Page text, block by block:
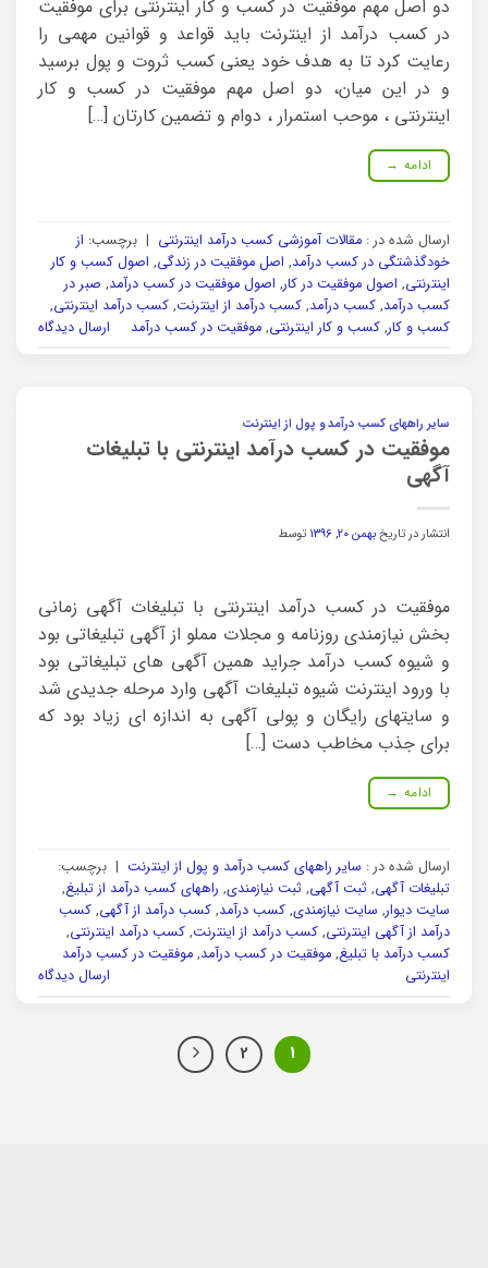
دو اصل مهم موفقیت در کسب و کار اینترنتی برای موفقیت
در کسب درآمد از اینترنت باید قواعد و قوانین مهمی را
رعایت کرد تا به هدف خود یعنی کسب ثروت و پول برسید
و در این میان، دو اصل مهم موفقیت در کسب و کار
اینترنتی ، موحب استمرار ، دوام و تضمین کارتان […]
ادامه →
ارسال شده در : مقالات آموزشی کسب درآمد اینترنتی | برچسب: از
خودگذشتگی در کسب درآمد, اصل موفقیت در زندگی, اصول کسب و کار
اینترنتی, اصول موفقیت در کار, اصول موفقیت در کسب درآمد, صبر در
کسب درآمد, کسب درآمد, کسب درآمد از اینترنت, کسب درآمد اینترنتی,
کسب و کار, کسب و کار اینترنتی, موفقیت در کسب درآمد ارسال دیدگاه
سایر راههای کسب درآمد و پول از اینترنت
موفقیت در کسب درآمد اینترنتی با تبلیغات
آگهی
انتشار در تاریخبهمن ۲۰, ۱۳۹۶ توسط
موفقیت در کسب درآمد اینترنتی با تبلیغات آگهی زمانی
بخش نیازمندی روزنامه و مجلات مملو از آگهی تبلیغاتی بود
و شیوه کسب درآمد جراید همین آگهی های تبلیغاتی بود
با ورود اینترنت شیوه تبلیغات آگهی وارد مرحله جدیدی شد
و سایتهای رایگان و پولی آگهی به اندازه ای زیاد بود که
برای جذب مخاطب دست […]
ادامه →
ارسال شده در : سایر راههای کسب درآمد و پول از اینترنت | برچسب:
تبلیغات آگهی, ثبت آگهی, ثبت نیازمندی, راههای کسب درآمد از تبلیغ,
سایت دیوار, سایت نیازمندی, کسب درآمد, کسب درآمد از آگهی, کسب
درآمد از آگهی اینترنتی, کسب درآمد از اینترنت, کسب درآمد اینترنتی,
کسب درآمد با تبلیغ, موفقیت در کسب درآمد, موفقیت در کسب درآمد
اینترنتی
ارسال دیدگاه
1
2